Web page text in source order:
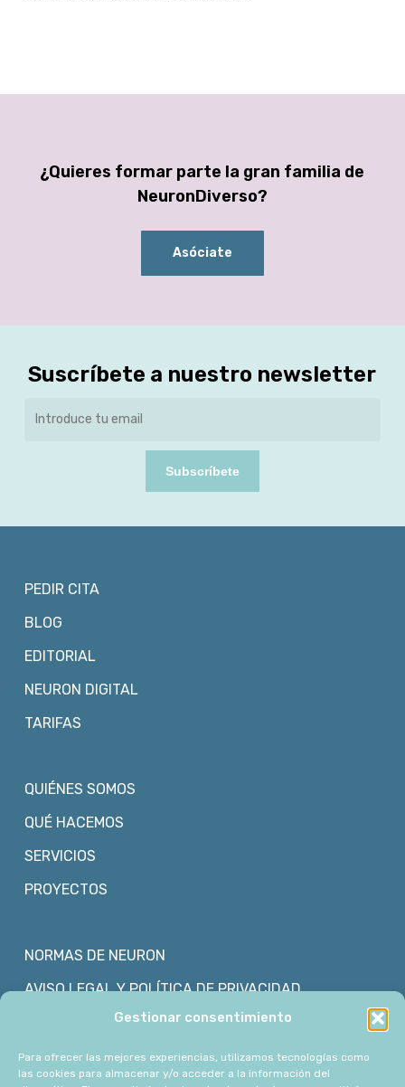
Gestionar consentimiento
Para ofrecer las mejores experiencias, utilizamos tecnologías como
las cookies para almacenar y/o acceder a la información del
¿Quieres formar parte la gran familia de
NeuronDiverso?
Asóciate
Suscríbete a nuestro newsletter
Subscríbete
PEDIR CITA
BLOG
EDITORIAL
NEURON DIGITAL
TARIFAS
QUIÉNES SOMOS
QUÉ HACEMOS
SERVICIOS
PROYECTOS
NORMAS DE NEURON
AVISO LEGAL Y POLÍTICA DE PRIVACIDAD
POLÍTICA DE COOKIES